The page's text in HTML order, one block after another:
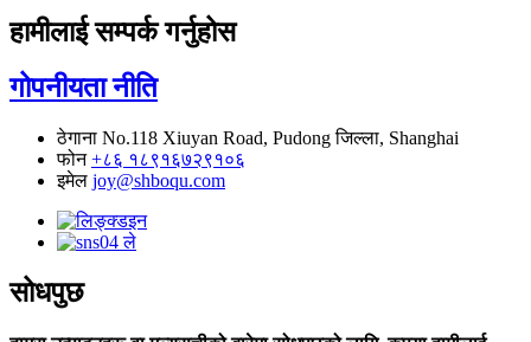
हामीलाई सम्पर्क गर्नुहोस
गोपनीयता नीति
ठेगाना No.118 Xiuyan Road, Pudong जिल्ला, Shanghai
फोन +८६ १८९१६७२९१०६
इमेल joy@shboqu.com
सोधपुछ